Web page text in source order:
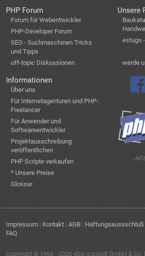
PHP Forum
Forum für Webentwickler
PHP-Developer Forum
SEO - Suchmaschinen Tricks
und Tipps
off-topic Diskussionen
Unsere
estugo
werde
Informationen
Über uns
Für Internetagenturen und PHP-
Freelancer
Für Anwender und
Softwareentwickler
Projektausschreibung
veröffentlichen
PHP Scripte verkaufen
* Unsere Preise
Glossar
Impressum | Kontakt | AGB | Haftungsaussschluß
FAQ
Copyright © 1996 - 2026 ebiz-consult GmbH & Co.